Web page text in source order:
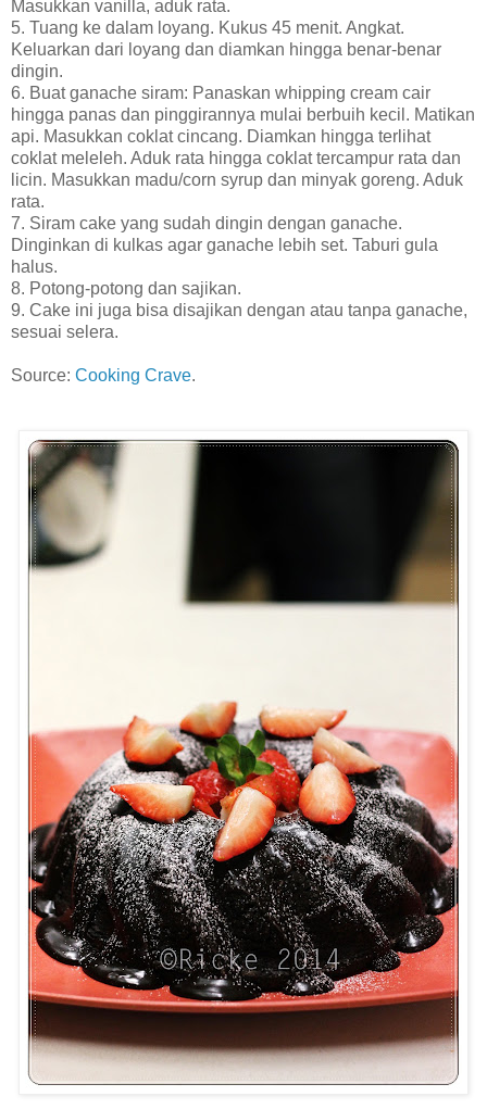
Masukkan vanilla, aduk rata.
5. Tuang ke dalam loyang. Kukus 45 menit. Angkat.
Keluarkan dari loyang dan diamkan hingga benar-benar
dingin.
6. Buat ganache siram: Panaskan whipping cream cair
hingga panas dan pinggirannya mulai berbuih kecil. Matikan
api. Masukkan coklat cincang. Diamkan hingga terlihat
coklat meleleh. Aduk rata hingga coklat tercampur rata dan
licin. Masukkan madu/corn syrup dan minyak goreng. Aduk
rata.
7. Siram cake yang sudah dingin dengan ganache.
Dinginkan di kulkas agar ganache lebih set. Taburi gula
halus.
8. Potong-potong dan sajikan.
9. Cake ini juga bisa disajikan dengan atau tanpa ganache,
sesuai selera.
Source: Cooking Crave.